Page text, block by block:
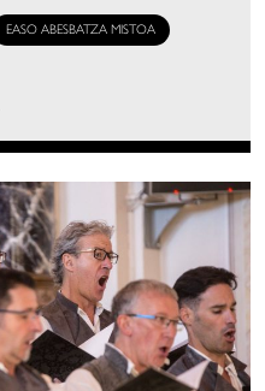
EASO ABESBATZA MISTOA